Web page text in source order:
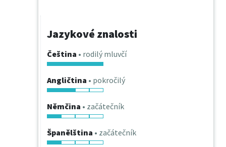
Jazykové znalosti
Čeština • rodilý mluvčí
Angličtina • pokročilý
Němčina • začátečník
Španělština • začátečník